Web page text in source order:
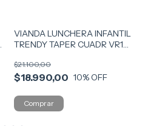
VIANDA LUNCHERA INFANTIL
TRENDY TAPER CUADR VR1
$18.990,00
$21.100,00
10% OFF